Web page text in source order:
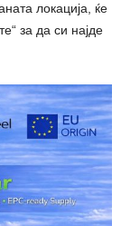
локација, ќе
за да си најде